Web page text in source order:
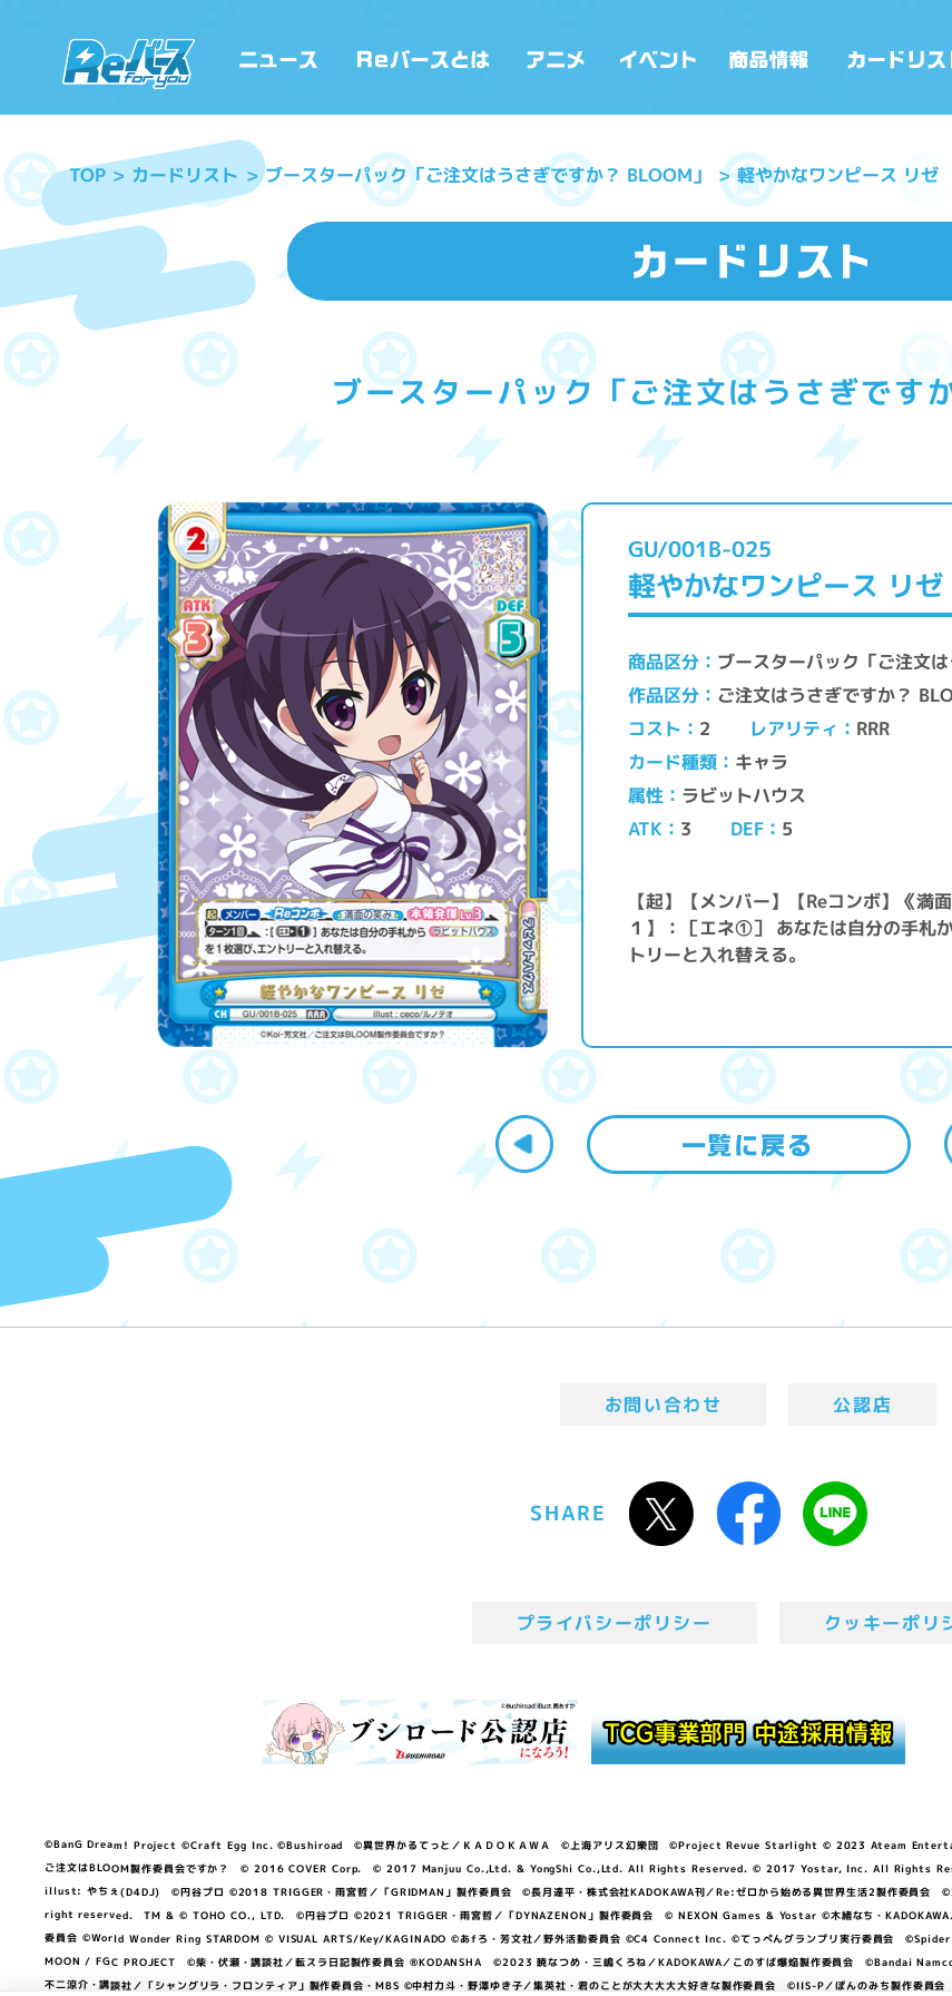
TOP カードリスト ブースターパック「ご注文はうさぎですか？ BLOOM」 軽やかなワンピース リゼ
ブースターパック「ご注文はうさぎです
GU/001B-025
軽やかなワンピース リゼ
商品区分 ブースターパック「ご注文
作品区分 ご注文はうさぎですか？
コスト 2 レアリティ RRR
カード種類 キャラ
属性 ラビットハウス
ATK 3 DEF 5
【起】【メンバー】【Reコンボ】《満
１】：［エネ①］ あなたは自分の手札
トリーと入れ替える。
お問い合わせ 公認店
SHARE
プライバシーポリシー クッキーポリ
©BanG Dream! Project ©Craft Egg Inc. ©Bushiroad ©異世界かるてっと／ＫＡＤＯＫＡＷＡ ©上海アリス幻樂団 ©Project Revue Starlight © 2023 Ateam
ご注文はBLOOM製作委員会ですか？ © 2016 COVER Corp. © 2017 Manjuu Co.,Ltd. & YongShi Co.,Ltd. All Rights Reserved. © 2017 Yostar, Inc. All
illust: やちぇ(D4DJ) ©円谷プロ ©2018 TRIGGER・雨宮哲／「GRIDMAN」製作委員会 ©長月達平・株式会社KADOKAWA刊／Re:ゼロから始める異世界生活2製作委員会
right reserved. TM & © TOHO CO., LTD. ©円谷プロ ©2021 TRIGGER・雨宮哲／「DYNAZENON」製作委員会 © NEXON Games & Yostar ©木緒なち・KADOKAWA／
委員会 ©World Wonder Ring STARDOM © VISUAL ARTS/Key/KAGINADO ©あfろ・芳文社／野外活動委員会 ©C4 Connect Inc. ©てっぺんグランプリ実行委員会
MOON / FGC PROJECT ©柴・伏瀬・講談社／転スラ日記製作委員会 ®KODANSHA ©2023 暁なつめ・三嶋くろね／KADOKAWA／このすば爆焔製作委員会
不二涼介・講談社／「シャングリラ・フロンティア」製作委員会・MBS ©中村力斗・野澤ゆき子／集英社・君のことが大大大大大好きな製作委員会 ©IIS-P／ぽんのみち製作委